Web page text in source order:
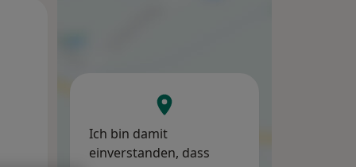
Ich bin damit
einverstanden, dass